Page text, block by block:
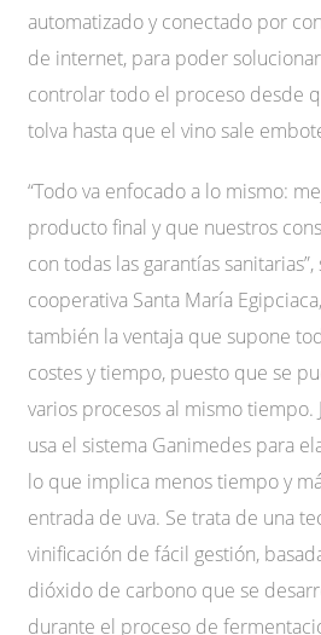
automatizado y conectado por
de internet, para poder
controlar todo el proceso desde
tolva hasta que el vino sale
“Todo va enfocado a lo mismo:
producto final y que nuestros
con todas las garantías
cooperativa Santa María
también la ventaja que supone
costes y tiempo, puesto que se
varios procesos al mismo tiempo.
usa el sistema Ganimedes para
lo que implica menos tiempo y
entrada de uva. Se trata de una
vinificación de fácil gestión,
dióxido de carbono que se
durante el proceso de